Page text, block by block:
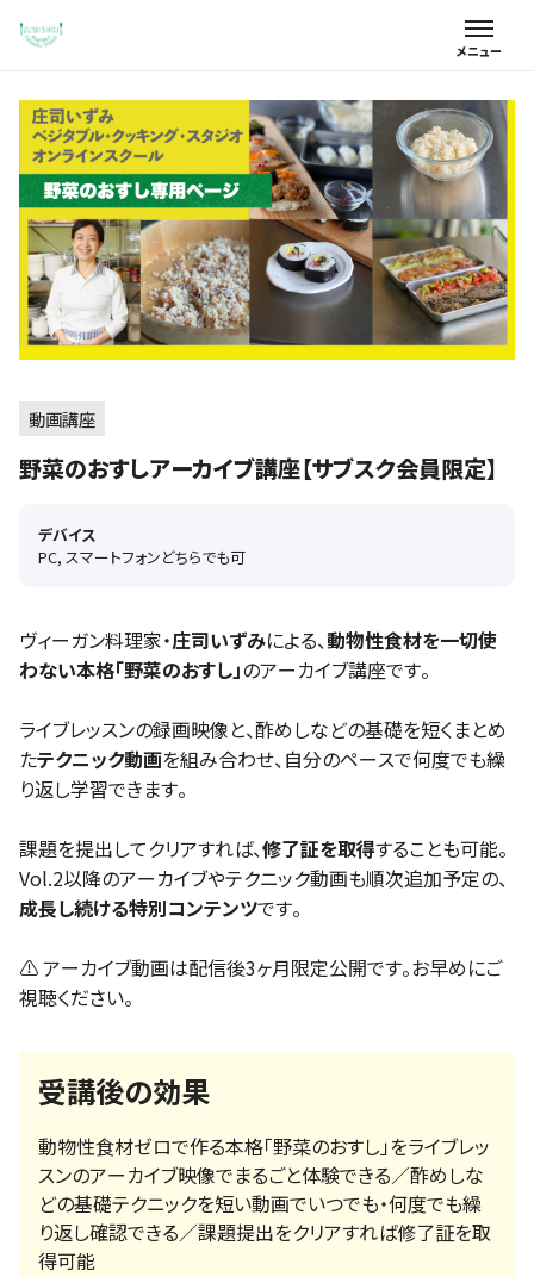
動画講座
野菜のおすしアーカイブ講座【サブスク会員限定】
デバイス
PC, スマートフォンどちらでも可
ヴィーガン料理家・庄司いずみによる、動物性食材を一切使
わない本格「野菜のおすし」のアーカイブ講座です。
ライブレッスンの録画映像と、酢めしなどの基礎を短くまとめ
たテクニック動画を組み合わせ、自分のペースで何度でも繰
り返し学習できます。
課題を提出してクリアすれば、修了証を取得することも可能。
Vol.2以降のアーカイブやテクニック動画も順次追加予定の、
成長し続ける特別コンテンツです。
⚠️ アーカイブ動画は配信後3ヶ月限定公開です。お早めにご
視聴ください。
受講後の効果
動物性食材ゼロで作る本格「野菜のおすし」をライブレッ
スンのアーカイブ映像でまるごと体験できる／酢めしな
どの基礎テクニックを短い動画でいつでも・何度でも繰
り返し確認できる／課題提出をクリアすれば修了証を取
得可能